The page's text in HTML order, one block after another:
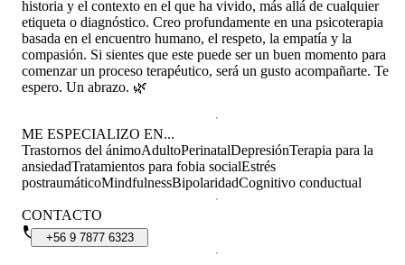
historia y el contexto en el que ha vivido, más allá de cualquier
etiqueta o diagnóstico. Creo profundamente en una psicoterapia
basada en el encuentro humano, el respeto, la empatía y la
compasión. Si sientes que este puede ser un buen momento para
comenzar un proceso terapéutico, será un gusto acompañarte. Te
espero. Un abrazo. 🌿
ME ESPECIALIZO EN...
Trastornos del ánimoAdultoPerinatalDepresiónTerapia para la
ansiedadTratamientos para fobia socialEstrés
postraumáticoMindfulnessBipolaridadCognitivo conductual
CONTACTO
+56 9 7877 6323